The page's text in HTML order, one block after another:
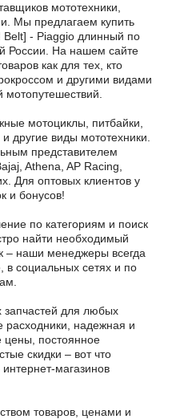
мототехники,
Мы предлагаем купить
Belt] - Piaggio длинный по
России. На нашем сайте
как для тех, кто
и другими видами
мотопутешествий.
мотоциклы, питбайки,
другие виды мототехники.
представителем
Athena, AP Racing,
Для оптовых клиентов у
и бонусов!
по категориям и поиск
найти необходимый
– наши менеджеры всегда
в социальных сетях и по
для любых
расходники, надежная и
цены, постоянное
скидки – вот что
магазинов
товаров, ценами и